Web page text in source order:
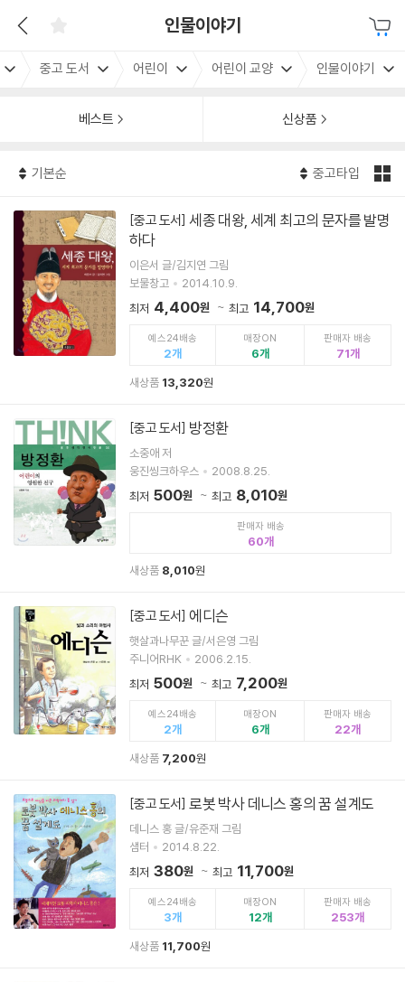
인물이야기
중고 도서 어린이 어린이 교양 인물이야기
베스트 신상품
기본순 중고타입
[중고 도서] 세종 대왕, 세계 최고의 문자를 발명
하다
이은서 글/김지연 그림
보물창고
2014.10.9.
최저 4,400원 최고 14,700원
예스24배송
2
매장ON
6
판매자 배송
71
새상품 13,320원
[중고 도서] 방정환
소중애 저
웅진씽크하우스
2008.8.25.
최저 500원 최고 8,010원
판매자 배송
60
새상품 8,010원
[중고 도서] 에디슨
햇살과나무꾼 글/서은영 그림
주니어RHK
2006.2.15.
최저 500원 최고 7,200원
예스24배송
2
매장ON
6
판매자 배송
22
새상품 7,200원
[중고 도서] 로봇 박사 데니스 홍의 꿈 설계도
데니스 홍 글/유준재 그림
샘터
2014.8.22.
최저 380원 최고 11,700원
예스24배송
3
매장ON
12
판매자 배송
253
새상품 11,700원